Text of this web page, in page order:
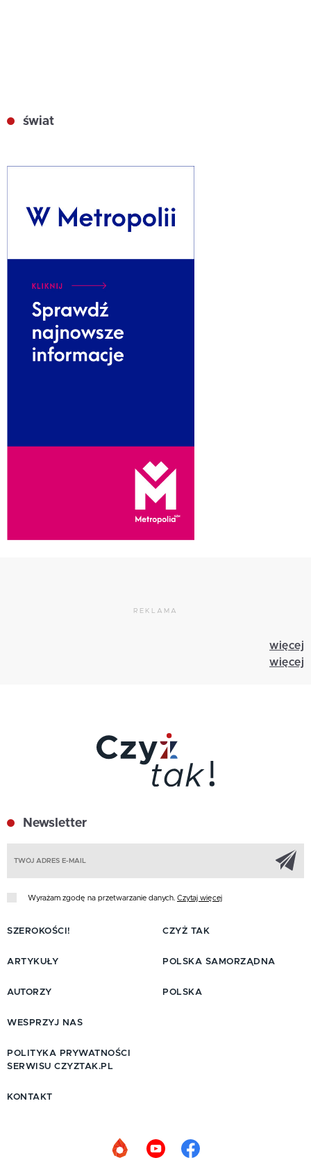
świat
REKLAMA
więcej
więcej
Newsletter
Wyrażam zgodę na przetwarzanie danych. Czytaj więcej
SZEROKOŚCI!
ARTYKUŁY
AUTORZY
CZYŻ TAK
POLSKA SAMORZĄDNA
POLSKA
WESPRZYJ NAS
POLITYKA PRYWATNOŚCI
SERWISU CZYZTAK.PL
KONTAKT